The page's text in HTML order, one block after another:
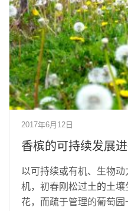
2017年6月12日
香槟的可持续发展
以可持续或有机、生物
机，初春刚松过土的土
花，而疏于管理的葡萄